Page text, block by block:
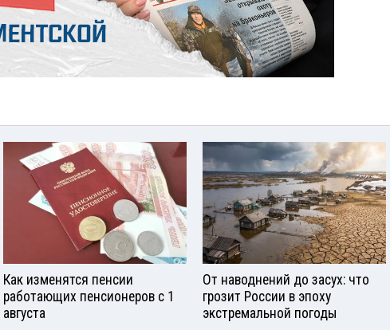
Как изменятся пенсии
работающих пенсионеров с 1
августа
От наводнений до засух: что
грозит России в эпоху
экстремальной погоды